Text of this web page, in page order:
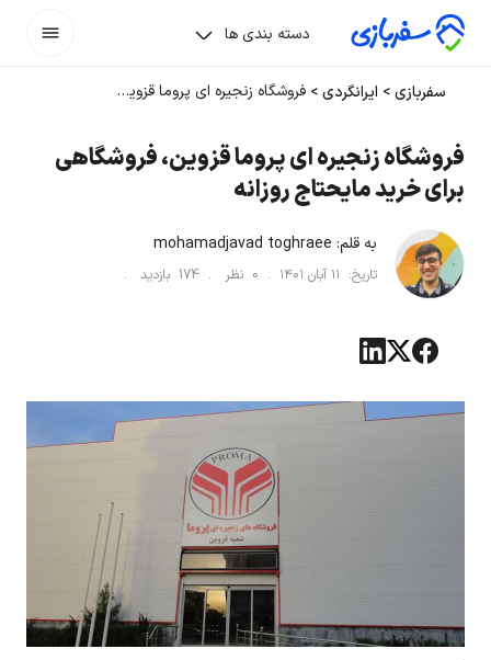
دسته بندی ها
سفربازی> ایرانگردی> فروشگاه زنجیره ای پروما قزوین، فروشگاهی برای خرید مایحتاج روزانه
فروشگاه زنجیره ای پروما قزوین، فروشگاهی
برای خرید مایحتاج روزانه
به قلم: mohamadjavad toghraee
تاریخ: ۱۱ آبان ۱۴۰۱ .
0 نظر . 174 بازدید .